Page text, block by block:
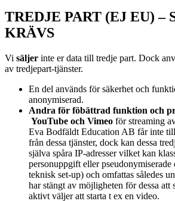
TREDJE PART (EJ EU) –
KRÄVS
Vi säljer inte er data till tredje part. Dock
av tredjepart-tjänster.
En del används för säkerhet och
anonymiserad.
Andra för föbättrad funktion och
YouTube och Vimeo för streaming
Eva Bodfäldt Education AB får inte
från dessa tjänster, dock kan dessa
själva spåra IP-adresser vilket kan
personuppgift eller pseudonymiserade
teknisk set-up) och omfattas således
har stängt av möjligheten för dessa att
aktivt väljer att starta t ex en video.